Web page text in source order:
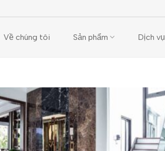
Về chúng tôi Sản phẩm Dịch vụ